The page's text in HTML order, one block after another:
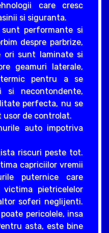
care cresc
si siguranta.
performante si
despre parbrize,
ori sunt laminate si
geamuri laterale,
pentru a se
si necontondente,
perfecta, nu se
usor de controlat.
auto impotriva
riscuri peste tot.
capriciilor vremii
puternice care
pietricelelor
soferi neglijenti.
pericolele, insa
asta, este bine